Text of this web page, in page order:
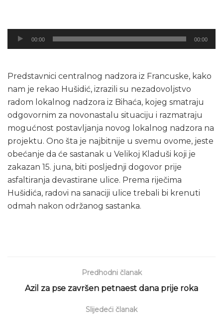
Audio
Player
00:00 00:00
Predstavnici centralnog nadzora iz Francuske, kako
nam je rekao Hušidić, izrazili su nezadovoljstvo
radom lokalnog nadzora iz Bihaća, kojeg smatraju
odgovornim za novonastalu situaciju i razmatraju
mogućnost postavljanja novog lokalnog nadzora na
projektu. Ono šta je najbitnije u svemu ovome, jeste
obećanje da će sastanak u Velikoj Kladuši koji je
zakazan 15. juna, biti posljednji dogovor prije
asfaltiranja devastirane ulice. Prema riječima
Hušidića, radovi na sanaciji ulice trebali bi krenuti
odmah nakon održanog sastanka.
Predhodni članak
Azil za pse završen petnaest dana prije roka
Slijedeći članak